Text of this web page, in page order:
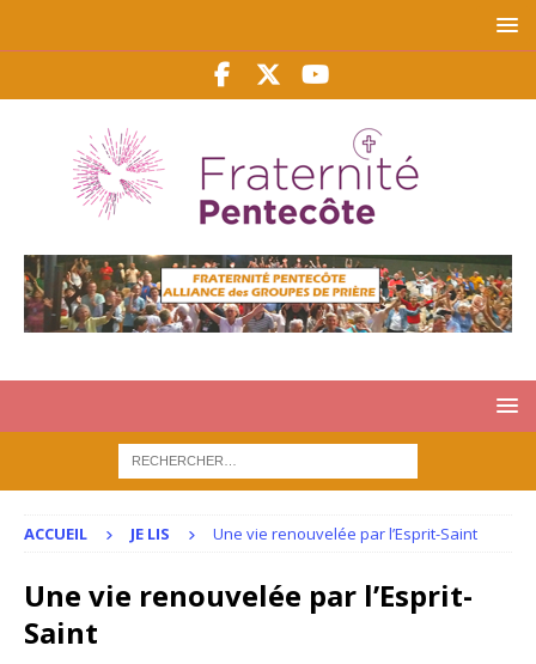
ACCUEIL JE LIS Une vie renouvelée par l’Esprit-Saint
Une vie renouvelée par l’Esprit-
Saint